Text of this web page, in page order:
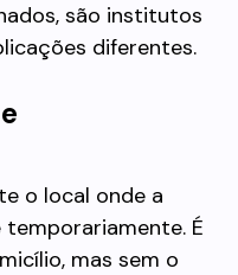
são institutos
diferentes.
o local onde a
É
mas sem o